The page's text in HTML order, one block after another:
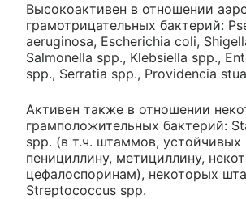
Высокоактивен в отношении
грамотрицательных бактерий:
aeruginosa, Escherichia coli,
Salmonella spp., Klebsiella spp.,
spp., Serratia spp., Providencia
Активен также в отношении
грамположительных бактерий:
spp. (в т.ч. штаммов, устойчивых
пенициллину, метициллину,
цефалоспоринам), некоторых
Streptococcus spp.